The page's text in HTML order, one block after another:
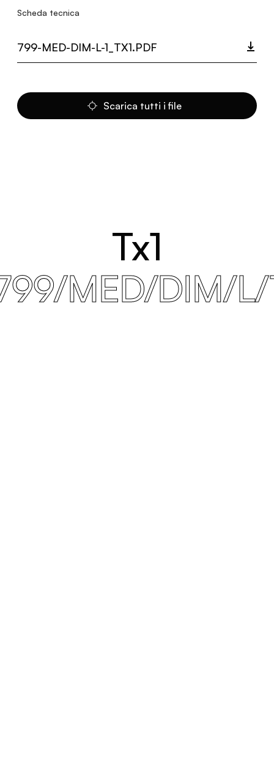
Scheda tecnica
799-MED-DIM-L-1_TX1.PDF
Scarica tutti i file
Tx1
MED/DIM/L/